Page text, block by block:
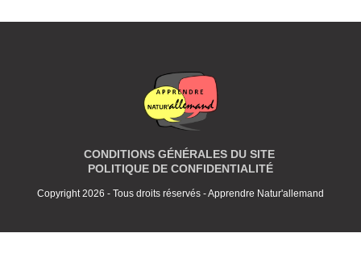
CONDITIONS GÉNÉRALES DU SITE
POLITIQUE DE CONFIDENTIALITÉ
Copyright 2026 - Tous droits réservés - Apprendre Natur'allemand